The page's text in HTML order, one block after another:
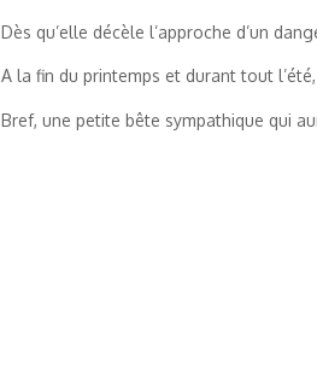
Dès qu’elle décèle l’approche d’un
A la fin du printemps et durant tout
Bref, une petite bête sympathique qui